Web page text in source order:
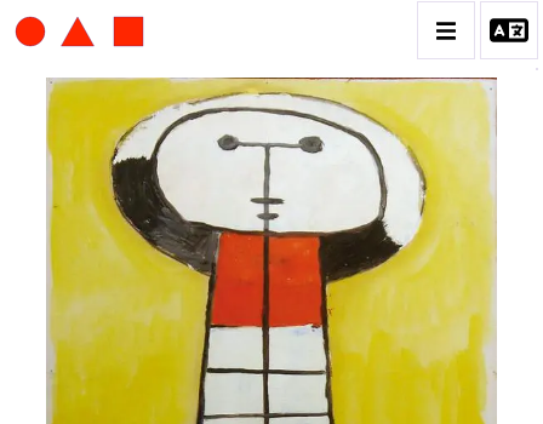
ALBERT CHUBAC
BIOGRAPHIE
CATALOGUE DES OEUVRES
CONTACT